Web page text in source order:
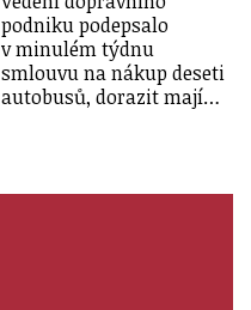
podniku podepsalo
v minulém týdnu
smlouvu na nákup deseti
autobusů, dorazit mají…